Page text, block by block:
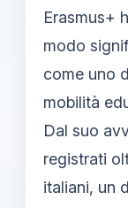
Erasmus+
modo
come uno
mobilità
Dal suo
registrati
italiani, un